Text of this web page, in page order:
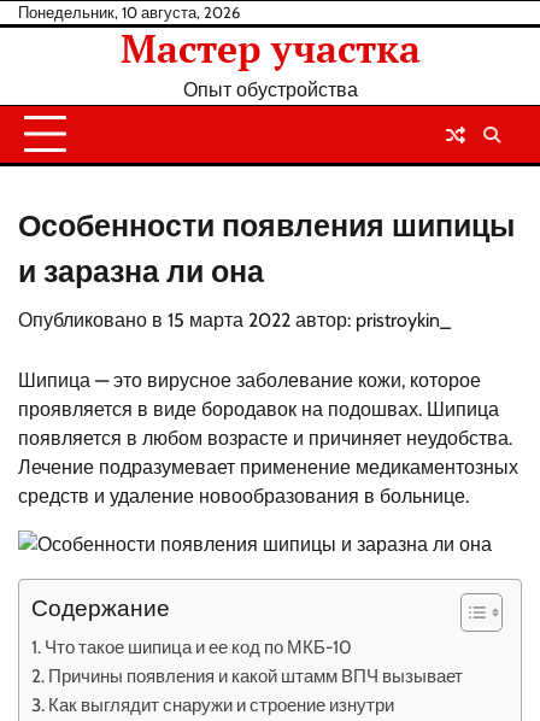
Перейти
Понедельник, 10 августа, 2026
Мастер участка
Опыт обустройства
Особенности появления шипицы
и заразна ли она
Опубликовано в 15 марта 2022 автор: pristroykin_
Шипица — это вирусное заболевание кожи, которое
проявляется в виде бородавок на подошвах. Шипица
появляется в любом возрасте и причиняет неудобства.
Лечение подразумевает применение медикаментозных
средств и удаление новообразования в больнице.
Содержание
Что такое шипица и ее код по МКБ-10
Причины появления и какой штамм ВПЧ вызывает
Как выглядит снаружи и строение изнутри